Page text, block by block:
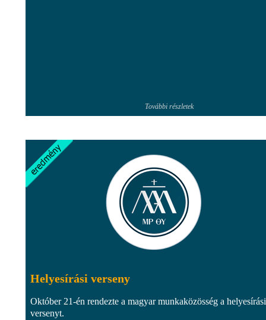
További részletek
Helyesírási verseny
Október 21-én rendezte a magyar munkaközösség a helyesírási
versenyt.